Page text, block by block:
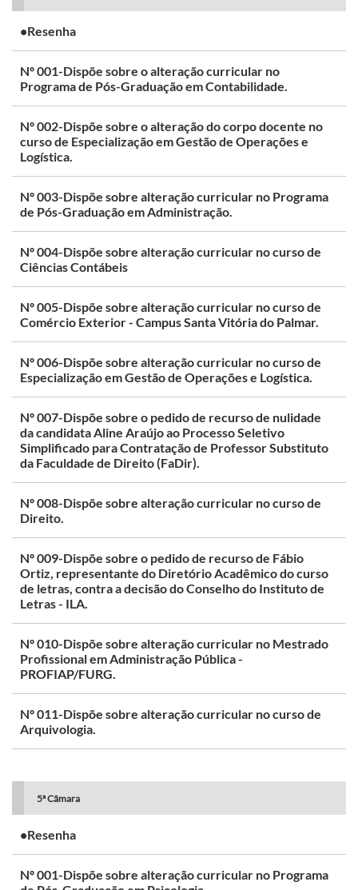
•Resenha
Nº 001-Dispõe sobre o alteração curricular no
Programa de Pós-Graduação em Contabilidade.
Nº 002-Dispõe sobre o alteração do corpo docente no
curso de Especialização em Gestão de Operações e
Logística.
Nº 003-Dispõe sobre alteração curricular no Programa
de Pós-Graduação em Administração.
Nº 004-Dispõe sobre alteração curricular no curso de
Ciências Contábeis
Nº 005-Dispõe sobre alteração curricular no curso de
Comércio Exterior - Campus Santa Vitória do Palmar.
Nº 006-Dispõe sobre alteração curricular no curso de
Especialização em Gestão de Operações e Logística.
Nº 007-Dispõe sobre o pedido de recurso de nulidade
da candidata Aline Araújo ao Processo Seletivo
Simplificado para Contratação de Professor Substituto
da Faculdade de Direito (FaDir).
Nº 008-Dispõe sobre alteração curricular no curso de
Direito.
Nº 009-Dispõe sobre o pedido de recurso de Fábio
Ortiz, representante do Diretório Acadêmico do curso
de letras, contra a decisão do Conselho do Instituto de
Letras - ILA.
Nº 010-Dispõe sobre alteração curricular no Mestrado
Profissional em Administração Pública -
PROFIAP/FURG.
Nº 011-Dispõe sobre alteração curricular no curso de
Arquivologia.
5ª Câmara
•Resenha
Nº 001-Dispõe sobre alteração curricular no Programa